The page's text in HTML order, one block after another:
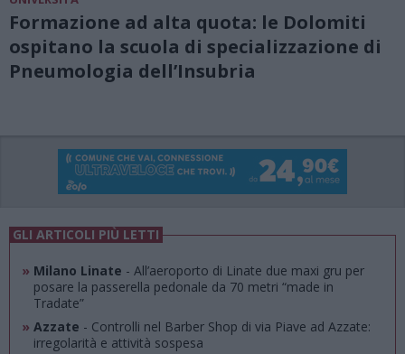
Formazione ad alta quota: le Dolomiti
ospitano la scuola di specializzazione di
Pneumologia dell’Insubria
GLI ARTICOLI PIÙ LETTI
» Milano Linate - All’aeroporto di Linate due maxi gru per
posare la passerella pedonale da 70 metri “made in
Tradate”
» Azzate - Controlli nel Barber Shop di via Piave ad Azzate:
irregolarità e attività sospesa